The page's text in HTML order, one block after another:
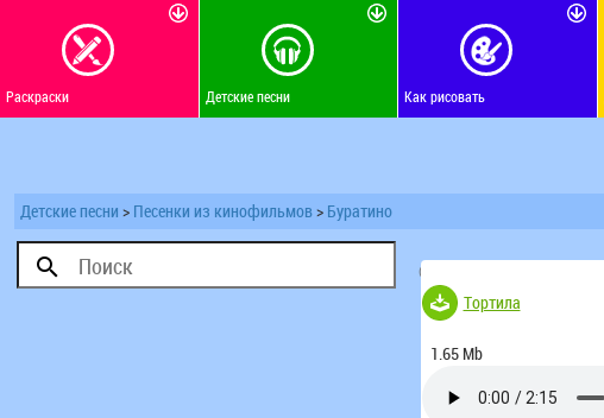
Раскраски Детские песни Как рисовать
Детские песни > Песенки из кинофильмов> Буратино
(Голосов 182)
Тортила
1.65 Mb